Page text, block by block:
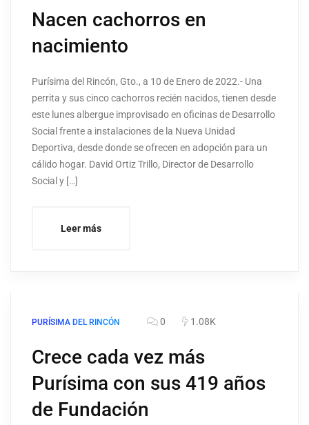
Nacen cachorros en
nacimiento
Purísima del Rincón, Gto., a 10 de Enero de 2022.- Una
perrita y sus cinco cachorros recién nacidos, tienen desde
este lunes albergue improvisado en oficinas de Desarrollo
Social frente a instalaciones de la Nueva Unidad
Deportiva, desde donde se ofrecen en adopción para un
cálido hogar. David Ortiz Trillo, Director de Desarrollo
Social y […]
Leer más
PURÍSIMA DEL RINCÓN 0 1.08K
Crece cada vez más
Purísima con sus 419 años
de Fundación